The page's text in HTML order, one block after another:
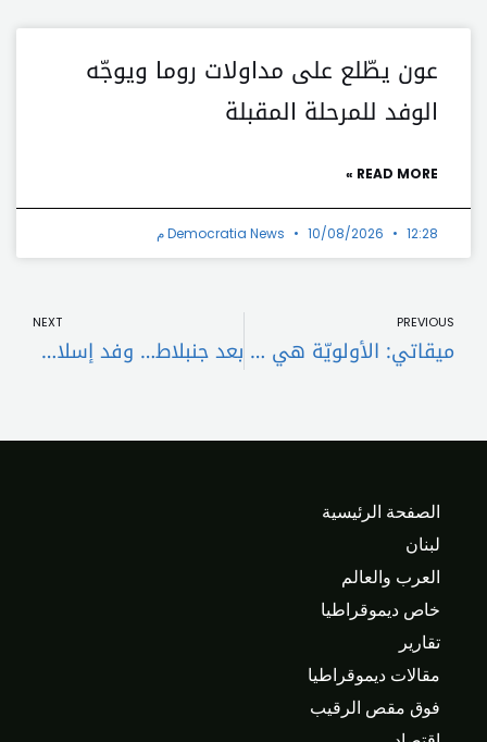
عون يطّلع على مداولات روما ويوجّه
الوفد للمرحلة المقبلة
READ MORE »
Democratia News 10/08/2026 12:28 م
PREVIOUS
ميقاتي: الأولويّة هي تطبيق القرار 1701 كاملًا
NEXT
بعد جنبلاط… وفد إسلامي – مسيحي في دمشق الجمعة
الصفحة الرئيسية
لبنان
العرب والعالم
خاص ديموقراطيا
تقارير
مقالات ديموقراطيا
فوق مقص الرقيب